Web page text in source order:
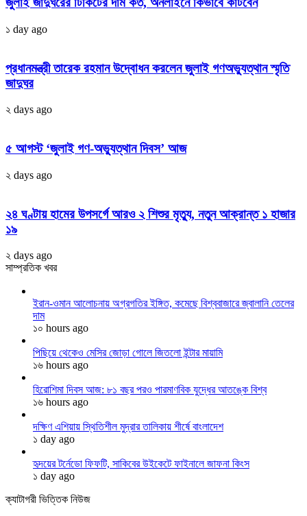
১ day ago
প্রধানমন্ত্রী তারেক রহমান উদ্বোধন করলেন জুলাই গণঅভ্যুত্থান স্মৃতি
জাদুঘর
২ days ago
৫ আগস্ট ‘জুলাই গণ-অভ্যুত্থান দিবস’ আজ
২ days ago
২৪ ঘণ্টায় হামের উপসর্গে আরও ২ শিশুর মৃত্যু, নতুন আক্রান্ত ১ হাজার
১৯
২ days ago
সাম্প্রতিক খবর
ইরান-ওমান আলোচনায় অগ্রগতির ইঙ্গিত, কমেছে বিশ্ববাজারে জ্বালানি তেলের
দাম
১০ hours ago
পিছিয়ে থেকেও মেসির জোড়া গোলে জিতলো ইন্টার মায়ামি
১৬ hours ago
হিরোশিমা দিবস আজ: ৮১ বছর পরও পারমাণবিক যুদ্ধের আতঙ্কে বিশ্ব
১৬ hours ago
দক্ষিণ এশিয়ায় স্থিতিশীল মুদ্রার তালিকায় শীর্ষে বাংলাদেশ
১ day ago
হৃদয়ের টর্নেডো ফিফটি, সাকিবের উইকেটে ফাইনালে জাফনা কিংস
১ day ago
ক্যাটাগরী ভিত্তিক নিউজ